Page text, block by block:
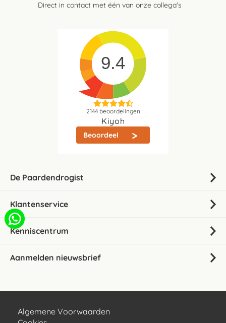
Direct in contact met één van onze collega's
9.4
2144beoordelingen
Kiyoh
Beoordeel
De Paardendrogist
Klantenservice
Kenniscentrum
Aanmelden nieuwsbrief
Algemene Voorwaarden